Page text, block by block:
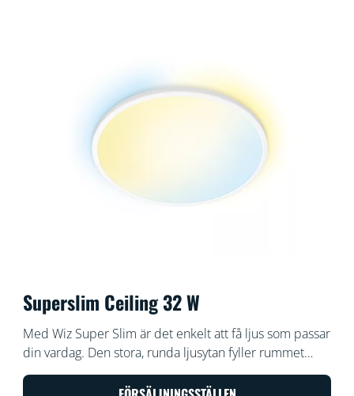
Superslim Ceiling 32 W
Med Wiz Super Slim är det enkelt att få ljus som passar
din vardag. Den stora, runda ljusytan fyller rummet
med kallt, blått ljus som gör dig mer alert och
koncentrerad och som kan dimras till en mjuk och